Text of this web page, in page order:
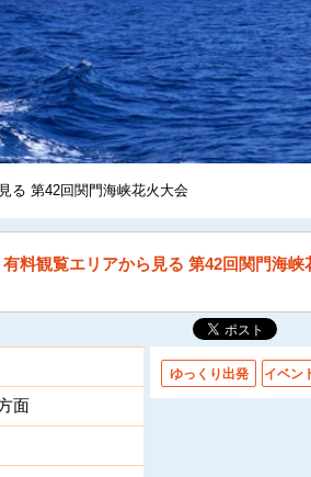
る 第42回関門海峡花火大会
料観覧エリアから見る 第42回関門海峡
面
ゆっくり出発 イベン